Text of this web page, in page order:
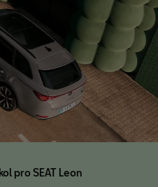
pro SEAT Leon